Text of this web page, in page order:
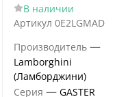
В наличии
Артикул 0E2LGMAD
Производитель —
Lamborghini
(Ламборджини)
Серия — GASTER